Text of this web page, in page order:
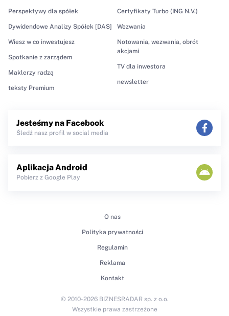
Perspektywy dla spółek
Dywidendowe Analizy Spółek [DAS]
Wiesz w co inwestujesz
Spotkanie z zarządem
Maklerzy radzą
teksty Premium
Certyfikaty Turbo (ING N.V.)
Wezwania
Notowania, wezwania, obrót
akcjami
TV dla inwestora
newsletter
Jesteśmy na Facebook
Śledź nasz profil w social media
Aplikacja Android
Pobierz z Google Play
O nas
Polityka prywatności
Regulamin
Reklama
Kontakt
© 2010-2026 BIZNESRADAR sp. z o.o.
Wszystkie prawa zastrzeżone